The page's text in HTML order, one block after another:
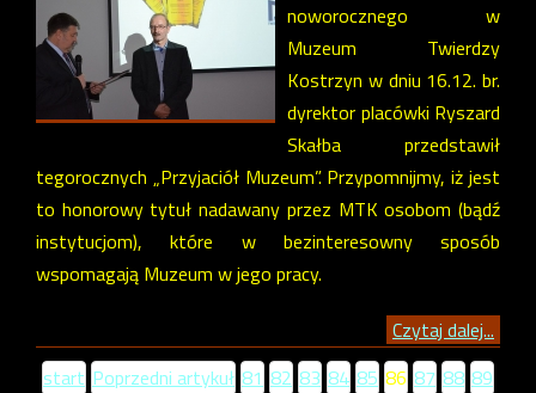
noworocznego w
Muzeum Twierdzy
Kostrzyn w dniu 16.12. br.
dyrektor placówki Ryszard
Skałba przedstawił
tegorocznych „Przyjaciół Muzeum”. Przypomnijmy, iż jest
to honorowy tytuł nadawany przez MTK osobom (bądź
instytucjom), które w bezinteresowny sposób
wspomagają Muzeum w jego pracy.
Czytaj dalej...
start Poprzedni artykuł 81 82 83 84 85 86 87 88 89